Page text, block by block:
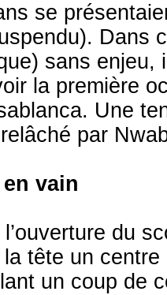
se
Dans
sans
la première
Une
par
vain
du
tête un
un coup de